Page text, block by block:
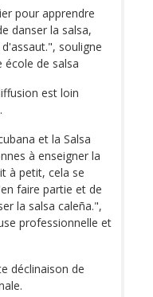
pour apprendre
danser la salsa,
souligne
école de salsa
est loin
et la Salsa
à enseigner la
à petit, cela se
faire partie et de
la salsa caleña.",
professionnelle et
déclinaison de